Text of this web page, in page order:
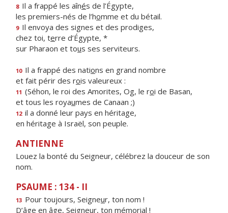
8 Il a frappé les aînés de l’Égypte,
les premiers-nés de l’homme et du bétail.
9 Il envoya des signes et des prodiges,
chez toi, terre d’Égypte, *
sur Pharaon et tous ses serviteurs.
10 Il a frappé des nations en grand nombre
et fait périr des rois valeureux :
11 (Séhon, le roi des Amorites, Og, le roi de Basan,
et tous les royaumes de Canaan ;)
12 il a donné leur pays en héritage,
en héritage à Israël, son peuple.
ANTIENNE
Louez la bonté du Seigneur, célébrez la douceur de son
nom.
PSAUME : 134 - II
13 Pour toujours, Seigneur, ton nom !
D’âge en âge, Seigneur, ton mémorial !